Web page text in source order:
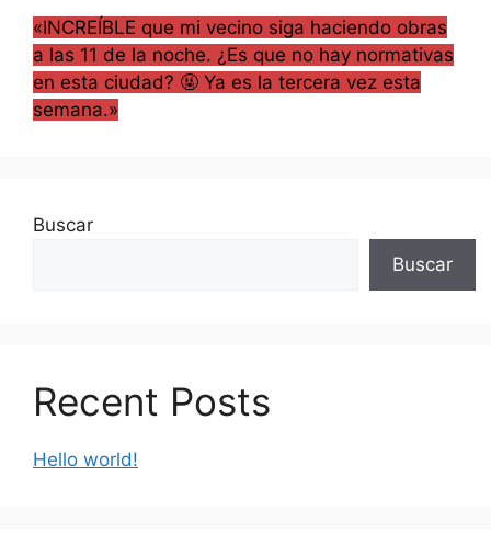
«INCREÍBLE que mi vecino siga haciendo obras
a las 11 de la noche. ¿Es que no hay normativas
en esta ciudad? 🤬 Ya es la tercera vez esta
semana.»
Buscar
Buscar
Recent Posts
Hello world!